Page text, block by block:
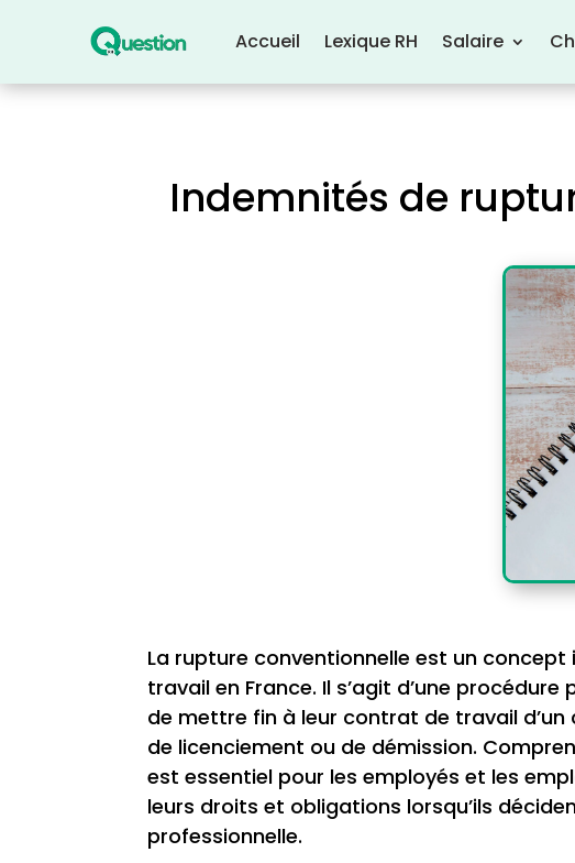
Accueil Lexique RH Salaire
Indemnités de
La rupture conventionnelle est un
travail en France. Il s’agit d’une
de mettre fin à leur contrat de travail
de licenciement ou de démission.
est essentiel pour les employés et les
leurs droits et obligations lorsqu’ils
professionnelle.